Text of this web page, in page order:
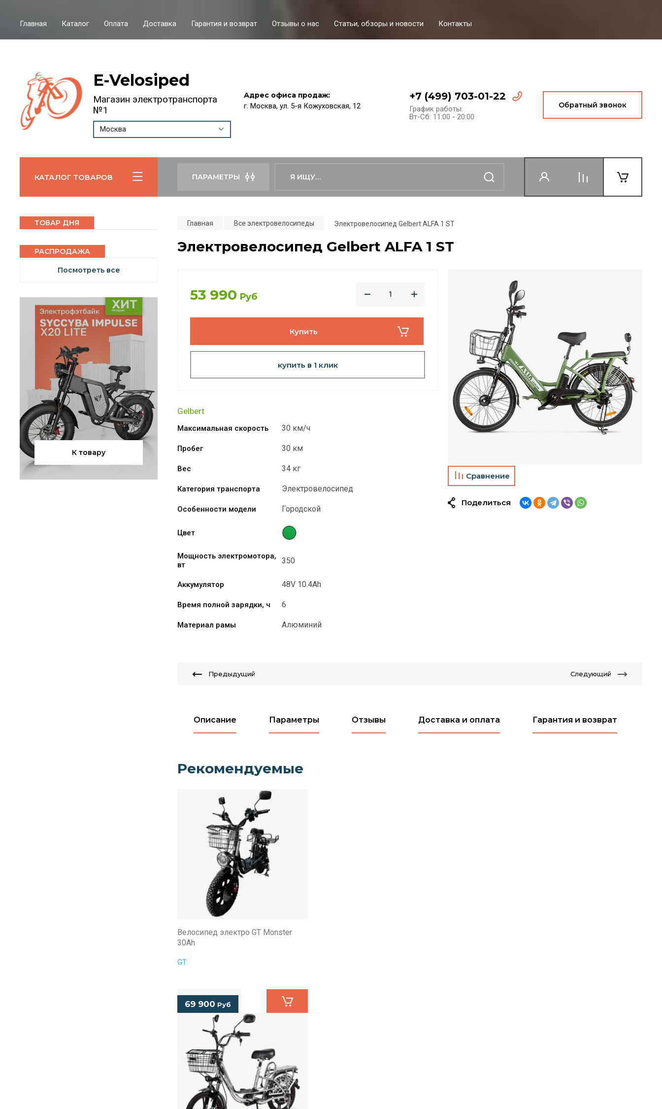
Главная Каталог Оплата Доставка Гарантия и возврат Отзывы о нас Статьи, обзоры и новости Контакты
E-Velosiped
Магазин электротранспорта
№1
Москва
Адрес офиса продаж:
г. Москва, ул. 5-я Кожуховская, 12
+7 (499) 703-01-22
График работы:
Вт-Сб: 11:00 - 20:00
Обратный звонок
КАТАЛОГ ТОВАРОВ ПАРАМЕТРЫ
ТОВАР ДНЯ
РАСПРОДАЖА
Посмотреть все
К товару
Главная Все электровелосипеды Электровелосипед Gelbert ALFA 1 ST
Электровелосипед Gelbert ALFA 1 ST
53 990 Руб
Купить
купить в 1 клик
Gelbert
Максимальная скорость 30 км/ч
Пробег 30 км
Вес 34 кг
Категория транспорта Электровелосипед
Особенности модели Городской
Цвет
Мощность электромотора,
вт
350
Аккумулятор 48V 10.4Ah
Время полной зарядки, ч 6
Материал рамы Алюминий
Сравнение
Поделиться
Предыдущий Следующий
Описание Параметры Отзывы Доставка и оплата Гарантия и возврат
Рекомендуемые
Велосипед электро GT Monster
30Ah
GT
69 900 Руб